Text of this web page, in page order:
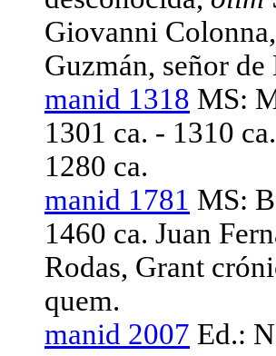
Giovanni
Guzmán, señor
manid 1318 MS:
1301 ca. - 1310
1280 ca.
manid 1781 MS:
1460 ca. Juan
Rodas, Grant
quem.
manid 2007 Ed.: